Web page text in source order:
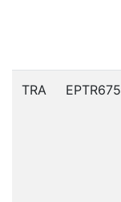
TRA EPTR675